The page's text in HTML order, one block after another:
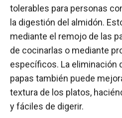
tolerables para personas
la digestión del almidón.
mediante el remojo de las
de cocinarlas o mediante
específicos. La eliminación
papas también puede
textura de los platos,
y fáciles de digerir.